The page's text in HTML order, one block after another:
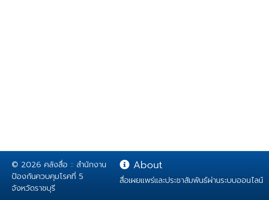
© 2026 คลังสื่อ :: สำนักงาน
ป้องกันควบคุมโรคที่ 5
จังหวัดราชบุรี
About
สื่อเผยแพร่และประชาสัมพันธ์ผ่านระบบออนไลน์